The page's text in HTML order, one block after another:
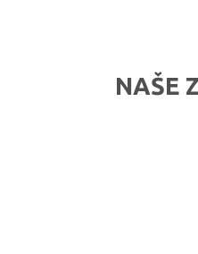
NAŠE